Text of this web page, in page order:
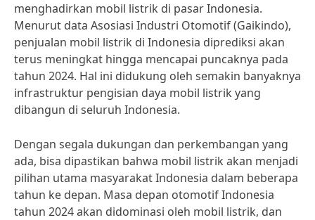
menghadirkan mobil listrik di pasar Indonesia.
Menurut data Asosiasi Industri Otomotif (Gaikindo),
penjualan mobil listrik di Indonesia diprediksi akan
terus meningkat hingga mencapai puncaknya pada
tahun 2024. Hal ini didukung oleh semakin banyaknya
infrastruktur pengisian daya mobil listrik yang
dibangun di seluruh Indonesia.
Dengan segala dukungan dan perkembangan yang
ada, bisa dipastikan bahwa mobil listrik akan menjadi
pilihan utama masyarakat Indonesia dalam beberapa
tahun ke depan. Masa depan otomotif Indonesia
tahun 2024 akan didominasi oleh mobil listrik, dan